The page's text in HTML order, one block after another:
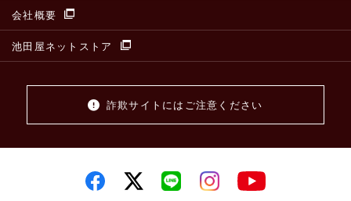
会社概要
池田屋ネットストア
詐欺サイトにはご注意ください